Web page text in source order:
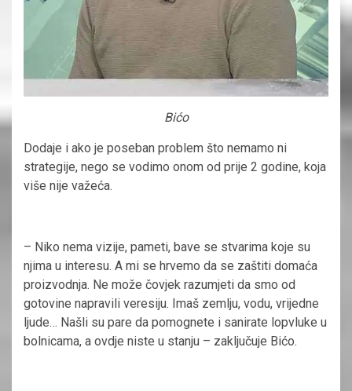
Bićo
Dodaje i ako je poseban problem što nemamo ni
strategije, nego se vodimo onom od prije 2 godine, koja
više nije važeća.
– Niko nema vizije, pameti, bave se stvarima koje su
njima u interesu. A mi se hrvemo da se zaštiti domaća
proizvodnja. Ne može čovjek razumjeti da smo od
gotovine napravili veresiju. Imaš zemlju, vodu, vrijedne
ljude… Našli su pare da pomognete i sanirate lopvluke u
bolnicama, a ovdje niste u stanju – zaključuje Bićo.